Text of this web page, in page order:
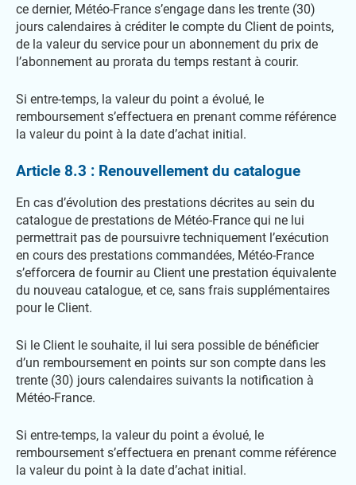
ce dernier, Météo-France s’engage dans les trente (30)
jours calendaires à créditer le compte du Client de points,
de la valeur du service pour un abonnement du prix de
l’abonnement au prorata du temps restant à courir.
Si entre-temps, la valeur du point a évolué, le
remboursement s’effectuera en prenant comme référence
la valeur du point à la date d’achat initial.
Article 8.3 : Renouvellement du catalogue
En cas d’évolution des prestations décrites au sein du
catalogue de prestations de Météo-France qui ne lui
permettrait pas de poursuivre techniquement l’exécution
en cours des prestations commandées, Météo-France
s’efforcera de fournir au Client une prestation équivalente
du nouveau catalogue, et ce, sans frais supplémentaires
pour le Client.
Si le Client le souhaite, il lui sera possible de bénéficier
d’un remboursement en points sur son compte dans les
trente (30) jours calendaires suivants la notification à
Météo-France.
Si entre-temps, la valeur du point a évolué, le
remboursement s’effectuera en prenant comme référence
la valeur du point à la date d’achat initial.